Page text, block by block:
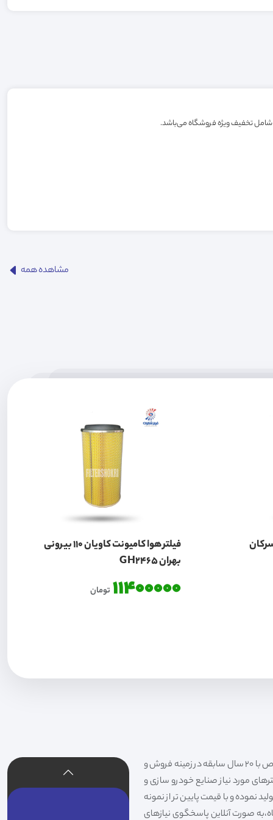
مشاهده همه
فیلتر هوا کامیونت کاویان 110 بیرونی
بهران GH2465
11400000 تومان
فیلتر شکری تهیه و توزیع کننده انواع فیلتر خودروهای سواری،سنگین،راهسازی و دستگاه های صنعتی و فیلتر های خاص با 20 سال سابقه در زمینه فروش و
مورد نیاز صنایع خودرو سازی و
نموده و با قیمت پایین تر از نمونه
صورت آنلاین پاسخگوی نیازهای